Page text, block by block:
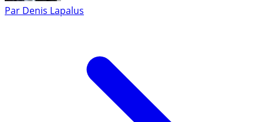
Par Denis Lapalus